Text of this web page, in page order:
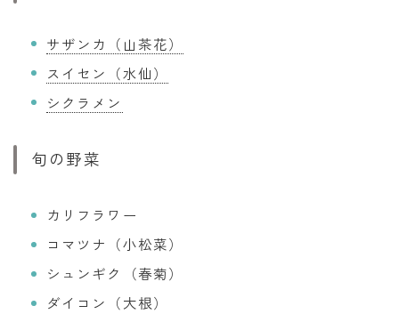
サザンカ（山茶花）
スイセン（水仙）
シクラメン
旬の野菜
カリフラワー
コマツナ（小松菜）
シュンギク（春菊）
ダイコン（大根）